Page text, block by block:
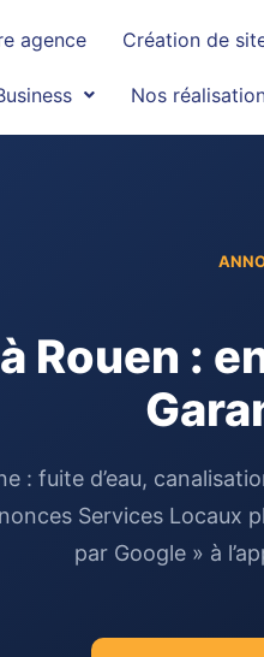
agence Création de
Nos
Rouen :
: fuite d’eau,
Services
par Google » à